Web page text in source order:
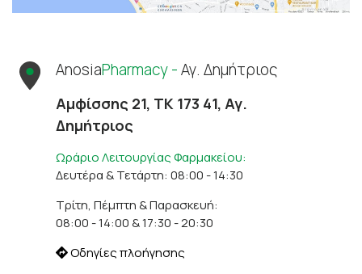
AnosiaPharmacy -Αγ. Δημήτριος
Αμφίσσης 21, ΤΚ 173 41, Αγ.
Δημήτριος
Ωράριο Λειτουργίας Φαρμακείου:
Δευτέρα & Τετάρτη: 08:00 - 14:30
Τρίτη, Πέμπτη & Παρασκευή:
08:00 - 14:00 & 17:30 - 20:30
Οδηγίες πλοήγησης